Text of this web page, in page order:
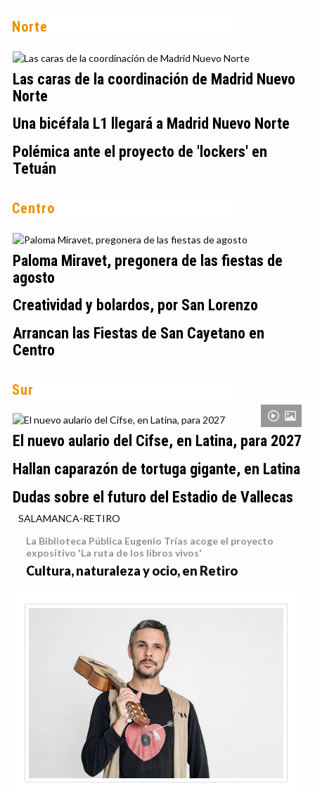
Norte
Las caras de la coordinación de Madrid Nuevo
Norte
Una bicéfala L1 llegará a Madrid Nuevo Norte
Polémica ante el proyecto de 'lockers' en
Tetuán
Centro
Paloma Miravet, pregonera de las fiestas de
agosto
Creatividad y bolardos, por San Lorenzo
Arrancan las Fiestas de San Cayetano en
Centro
Sur
El nuevo aulario del Cifse, en Latina, para 2027
Hallan caparazón de tortuga gigante, en Latina
Dudas sobre el futuro del Estadio de Vallecas
SALAMANCA-RETIRO
La Biblioteca Pública Eugenio Trías acoge el proyecto
expositivo 'La ruta de los libros vivos'
Cultura, naturaleza y ocio, en Retiro